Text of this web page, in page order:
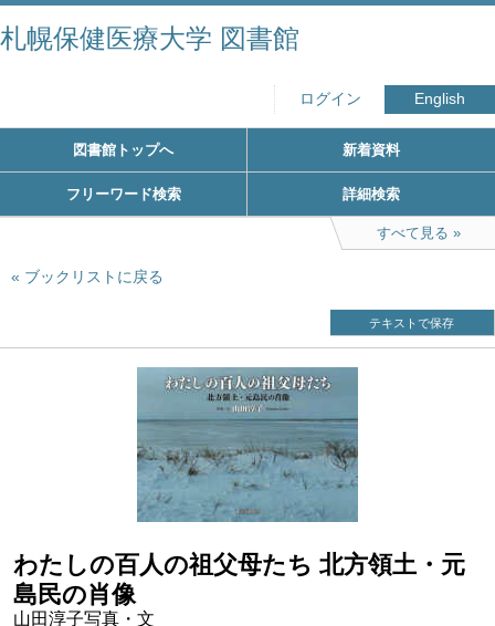
札幌保健医療大学 図書館
ログイン English
図書館トップへ 新着資料
フリーワード検索 詳細検索
すべて見る
ブックリストに戻る
テキストで保存
わたしの百人の祖父母たち 北方領土・元
島民の肖像
山田淳子写真・文